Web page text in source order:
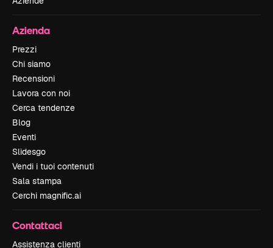
Azienda
Prezzi
Chi siamo
Recensioni
Lavora con noi
Cerca tendenze
Blog
Eventi
Slidesgo
Vendi i tuoi contenuti
Sala stampa
Cerchi magnific.ai
Contattaci
Assistenza clienti